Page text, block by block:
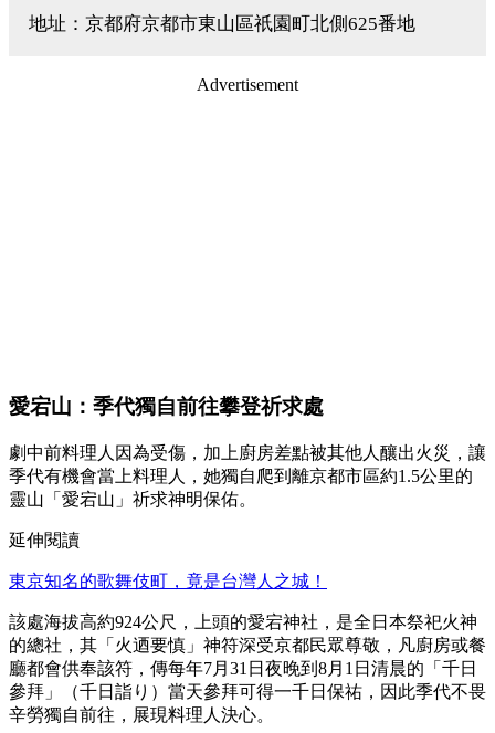
地址：京都府京都市東山區祇園町北側625番地
Advertisement
愛宕山：季代獨自前往攀登祈求處
劇中前料理人因為受傷，加上廚房差點被其他人釀出火災，讓
季代有機會當上料理人，她獨自爬到離京都市區約1.5公里的
靈山「愛宕山」祈求神明保佑。
延伸閱讀
東京知名的歌舞伎町，竟是台灣人之城！
該處海拔高約924公尺，上頭的愛宕神社，是全日本祭祀火神
的總社，其「火迺要慎」神符深受京都民眾尊敬，凡廚房或餐
廳都會供奉該符，傳每年7月31日夜晚到8月1日清晨的「千日
參拜」（千日詣り）當天參拜可得一千日保祐，因此季代不畏
辛勞獨自前往，展現料理人決心。